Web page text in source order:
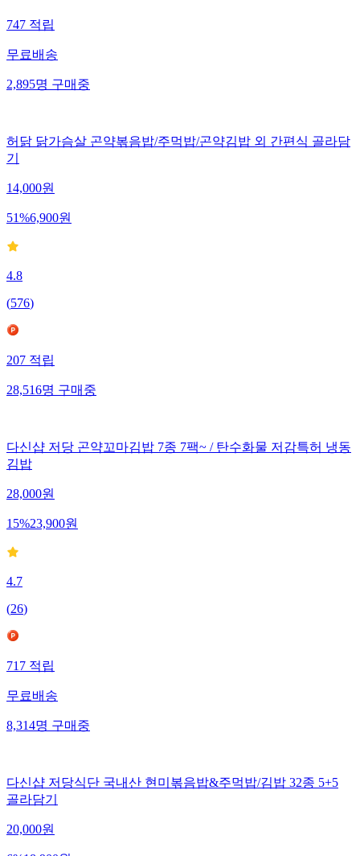
747적립
무료배송
2,895명구매중
허닭 닭가슴살 곤약볶음밥/주먹밥/곤약김밥 외 간편식 골라담
기
14,000원
51%6,900원
4.8
(576)
207적립
28,516명구매중
다신샵 저당 곤약꼬마김밥 7종 7팩~ / 탄수화물 저감특허 냉동
김밥
28,000원
15%23,900원
4.7
(26)
717적립
무료배송
8,314명구매중
다신샵 저당식단 국내산 현미볶음밥&주먹밥/김밥 32종 5+5
골라담기
20,000원